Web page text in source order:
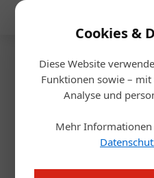
Cookies &
Diese Website
Funktionen sowie –
Analyse und
Mehr
Startseite/
Ungeimpfte